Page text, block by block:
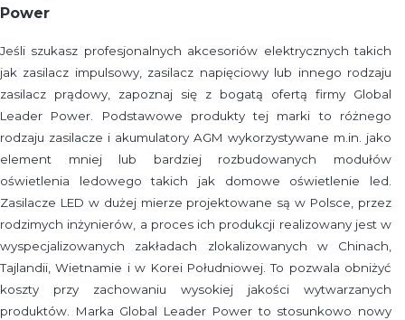
Power
Jeśli szukasz profesjonalnych akcesoriów elektrycznych takich
jak zasilacz impulsowy, zasilacz napięciowy lub innego rodzaju
zasilacz prądowy, zapoznaj się z bogatą ofertą firmy Global
Leader Power. Podstawowe produkty tej marki to różnego
rodzaju zasilacze i akumulatory AGM wykorzystywane m.in. jako
element mniej lub bardziej rozbudowanych modułów
oświetlenia ledowego takich jak domowe oświetlenie led.
Zasilacze LED w dużej mierze projektowane są w Polsce, przez
rodzimych inżynierów, a proces ich produkcji realizowany jest w
wyspecjalizowanych zakładach zlokalizowanych w Chinach,
Tajlandii, Wietnamie i w Korei Południowej. To pozwala obniżyć
koszty przy zachowaniu wysokiej jakości wytwarzanych
produktów. Marka Global Leader Power to stosunkowo nowy